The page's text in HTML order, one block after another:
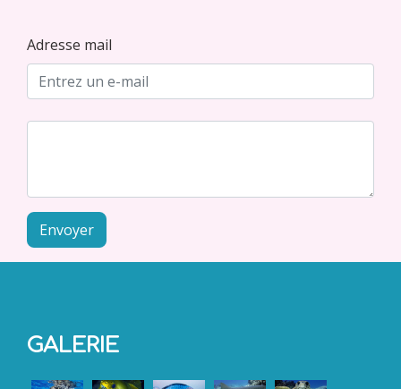
Adresse mail
Envoyer
GALERIE